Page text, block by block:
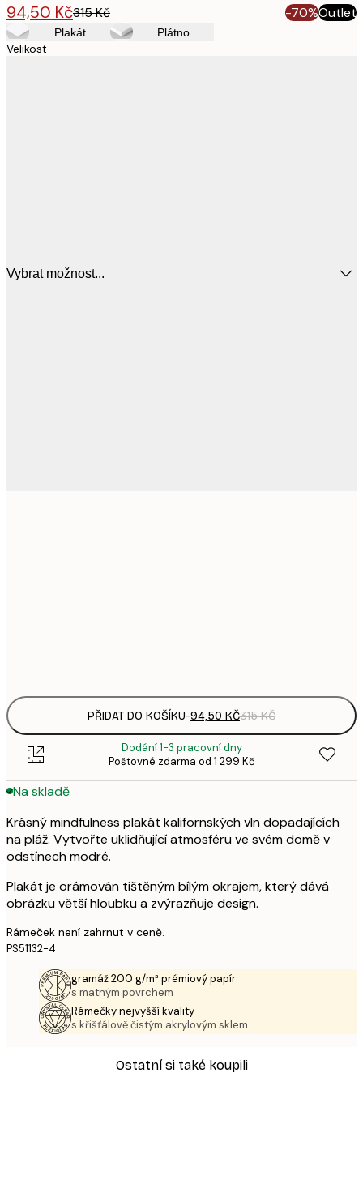
94,50 Kč315 Kč -70%Outlet
Plakát Plátno
Velikost
Vybrat možnost...
PŘIDAT DO KOŠÍKU-94,50 KČ315 KČ
Dodání 1-3 pracovní dny
Poštovné zdarma od 1 299 Kč
Na skladě
Krásný mindfulness plakát kalifornských vln dopadajících
na pláž. Vytvořte uklidňující atmosféru ve svém domě v
odstínech modré.
Plakát je orámován tištěným bílým okrajem, který dává
obrázku větší hloubku a zvýrazňuje design.
Rámeček není zahrnut v ceně.
PS51132-4
gramáž 200 g/m² prémiový papír
s matným povrchem
Rámečky nejvyšší kvality
s křišťálově čistým akrylovým sklem.
Ostatní si také koupili